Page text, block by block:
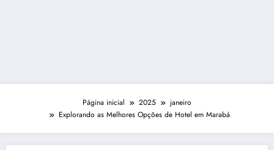
Página inicial 2025
janeiro
Explorando as Melhores Opções de Hotel em Marabá